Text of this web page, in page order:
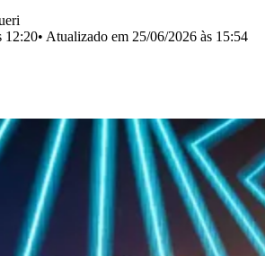
Engenho NovoFazenda
Jardim PaulistaJardim ReginaliceJardim São
São Silvestre Jardim SilveiraJardim
Nova Aldeinha OsascoParque dos
Parque Santa Luzia Parque VianaPirapora
Santana de
Vale do Sol Vila Barros Vila Boa VistaVila
NovoVila Márcia
Vila Nossa Sra. da
12:20• Atualizado em 25/06/2026 às 15:54